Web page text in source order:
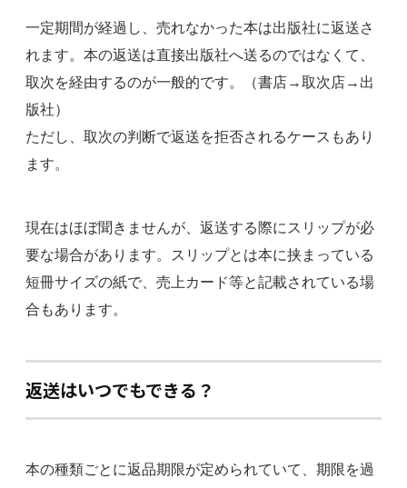
一定期間が経過し、売れなかった本は出版社に返送さ
れます。本の返送は直接出版社へ送るのではなくて、
取次を経由するのが一般的です。（書店→取次店→出
版社）
ただし、取次の判断で返送を拒否されるケースもあり
ます。
現在はほぼ聞きませんが、返送する際にスリップが必
要な場合があります。スリップとは本に挟まっている
短冊サイズの紙で、売上カード等と記載されている場
合もあります。
返送はいつでもできる？
本の種類ごとに返品期限が定められていて、期限を過